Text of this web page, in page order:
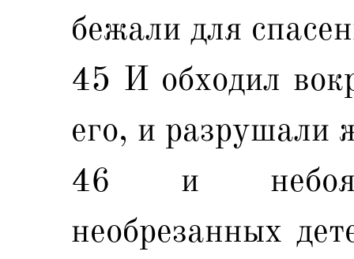
бежали для
45 И обходил
его, и разрушали
46 и
необрезанных